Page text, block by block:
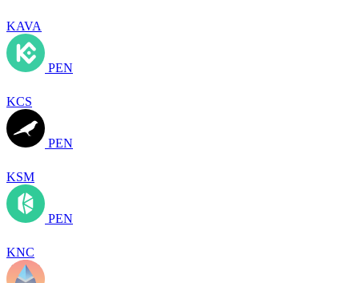
KAVA
PEN
KCS
PEN
KSM
PEN
KNC